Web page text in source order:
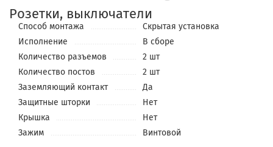
Розетки, выключатели
Способ монтажа
Скрытая установка
Исполнение
В сборе
Количество разъемов
2 шт
Количество постов
2 шт
Заземляющий контакт
Да
Защитные шторки
Нет
Крышка
Нет
Зажим
Винтовой